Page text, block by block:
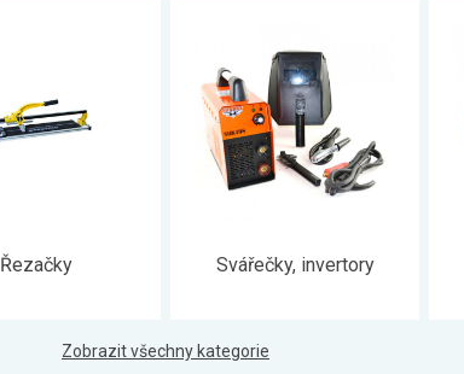
Řezačky Svářečky, invertory
Zobrazit všechny kategorie